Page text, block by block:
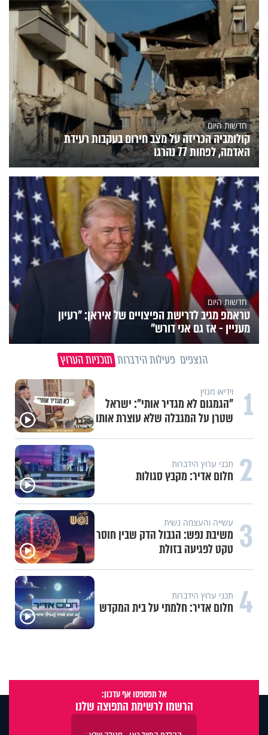
חדשות היום
קולומביה הכריזה על מצב חירום בעקבות רעידת
האדמה, לפחות 77 נהרגו
חדשות היום
טראמפ מגיב לדרישת הפיצויים של איראן: "רעיון
מעניין - אז גם אני דורש"
הנצפים פעילות הידברות תוכניות הערוץ
1 וידיאו מגזין
"הגמגום לא מגדיר אותי": ישראל
שטרן על המגבלה שלא עוצרת אותו
2 תכני ערוץ הידברות
חלום אדיר: מקבץ סגולות
3 עשייה והעצמה נשית
משיבת נפש: הגבול הדק שבין חוסר
טקט לפגיעה בזולת
4 תכני ערוץ הידברות
חלום אדיר: חלמתי על בית המקדש
אל תפספסו אף עדכון:
הרשמו לרשימת התפוצה שלנו